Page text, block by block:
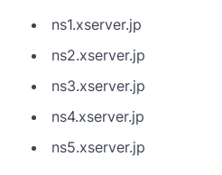
ns1.xserver.jp
ns2.xserver.jp
ns3.xserver.jp
ns4.xserver.jp
ns5.xserver.jp